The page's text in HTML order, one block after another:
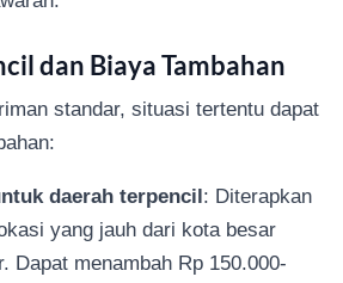
dan Biaya Tambahan
standar, situasi tertentu dapat
daerah terpencil : Diterapkan
yang jauh dari kota besar
Dapat menambah Rp 150.000-